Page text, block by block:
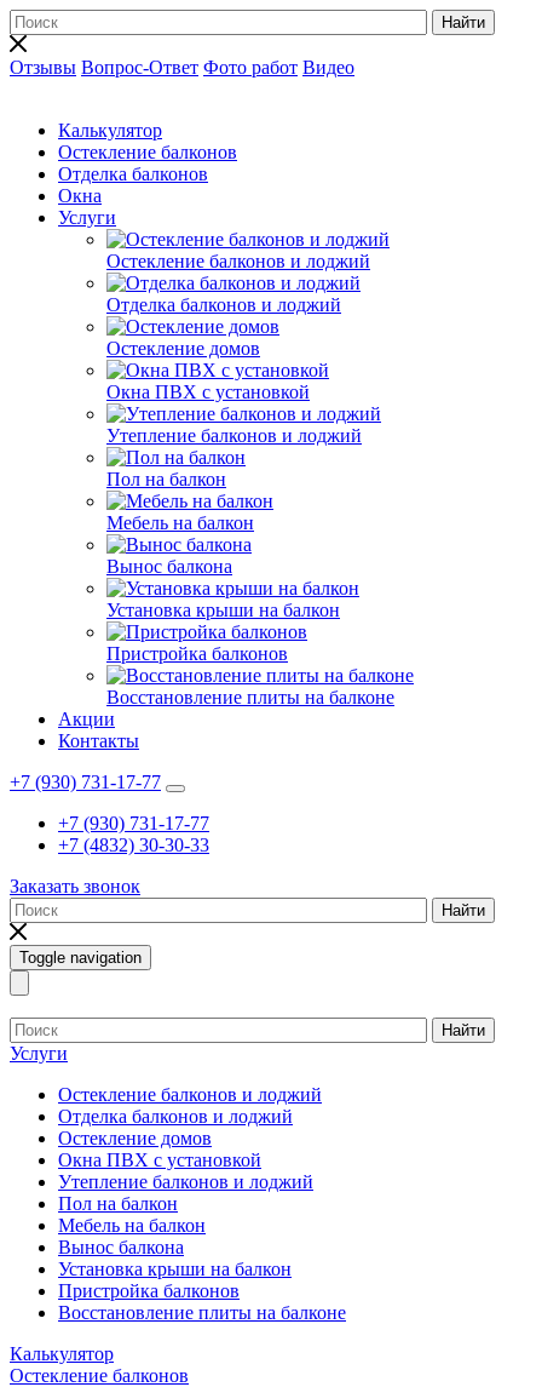
Найти
Отзывы Вопрос-Ответ Фото работ Видео
Калькулятор
Остекление балконов
Отделка балконов
Окна
Услуги
Остекление балконов и лоджий
Отделка балконов и лоджий
Остекление домов
Окна ПВХ с установкой
Утепление балконов и лоджий
Пол на балкон
Мебель на балкон
Вынос балкона
Установка крыши на балкон
Пристройка балконов
Восстановление плиты на балконе
Акции
Контакты
+7 (930) 731-17-77
+7 (930) 731-17-77
+7 (4832) 30-30-33
Заказать звонок
Найти
Toggle navigation
Найти
Услуги
Остекление балконов и лоджий
Отделка балконов и лоджий
Остекление домов
Окна ПВХ с установкой
Утепление балконов и лоджий
Пол на балкон
Мебель на балкон
Вынос балкона
Установка крыши на балкон
Пристройка балконов
Восстановление плиты на балконе
Калькулятор
Остекление балконов